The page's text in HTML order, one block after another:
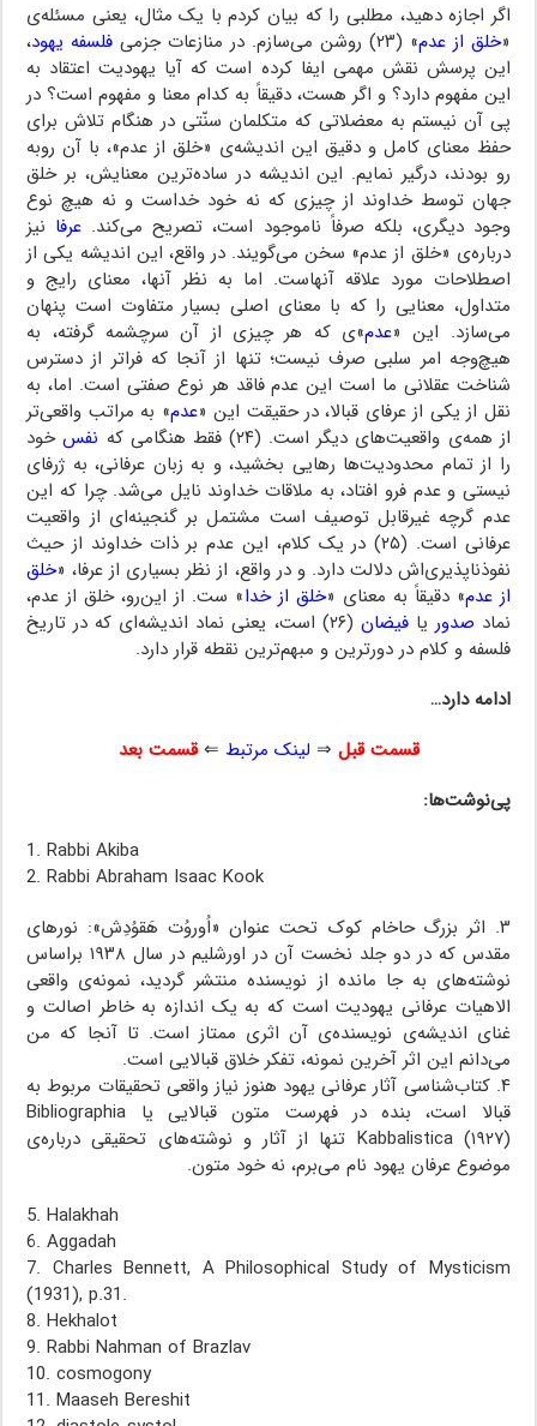
اگر اجازه دهید، مطلبی را که بیان کردم با یک مثال، یعنی مسئله‌ی
«خلق از عدم» (۲۳) روشن می‌سازم. در منازعات جزمی فلسفه یهود،
این پرسش نقش مهمی ایفا کرده است که آیا یهودیت اعتقاد به
این مفهوم دارد؟ و اگر هست، دقیقاً به کدام معنا و مفهوم است؟ در
پی آن نیستم به معضلاتی که متکلمان سنّتی در هنگام تلاش برای
حفظ معنای کامل و دقیق این اندیشه‌ی «خلق از عدم»، با آن روبه
رو بودند، درگیر نمایم. این اندیشه در ساده‌ترین معنایش، بر خلق
جهان توسط خداوند از چیزی که نه خود خداست و نه هیچ نوع
وجود دیگری، بلکه صرفاً ناموجود است، تصریح می‌کند. عرفا نیز
درباره‌ی «خلق از عدم» سخن می‌گویند. در واقع، این اندیشه یکی از
اصطلاحات مورد علاقه آنهاست. اما به نظر آنها، معنای رایج و
متداول، معنایی را که با معنای اصلی بسیار متفاوت است پنهان
می‌سازد. این «عدم»ی که هر چیزی از آن سرچشمه گرفته، به
هیچ‌وجه امر سلبی صرف نیست؛ تنها از آنجا که فراتر از دسترس
شناخت عقلانی ما است این عدم فاقد هر نوع صفتی است. اما، به
نقل از یکی از عرفای قبالا، در حقیقت این «عدم» به مراتب واقعی‌تر
از همه‌ی واقعیت‌های دیگر است. (۲۴) فقط هنگامی که
نفسخود
را از تمام محدودیت‌ها رهایی بخشید، و به زبان عرفانی، به ژرفای
نیستی و عدم فرو افتاد، به ملاقات خداوند نایل می‌شد. چرا که این
عدم گرچه غیرقابل توصیف است مشتمل بر گنجینه‌ای از واقعیت
عرفانی است. (۲۵) در یک کلام، این عدم بر ذات خداوند از حیث
نفوذناپذیری‌اش دلالت دارد. و در واقع، از نظر بسیاری از عرفا، «خلق
از عدم» دقیقاً به معنای «خلق از خدا» ست. از این‌رو، خلق از عدم،
نماد صدور یافیضان
(۲۶) است، یعنی نماد اندیشه‌ای که در تاریخ
فلسفه و کلام در دورترین و مبهم‌ترین نقطه قرار دارد.
ادامه دارد…
قسمت قبل ⇒ لینک مرتبط ⇐قسمت بعد
پی‌نوشت‌ها:
1. Rabbi Akiba
2. Rabbi Abraham Isaac Kook
۳. اثر بزرگ حاخام کوک تحت عنوان «اُوروُت هَقوُدِش»: نورهای
مقدس که در دو جلد نخست آن در اورشلیم در سال ۱۹۳۸ براساس
نوشته‌های به جا مانده از نویسنده منتشر گردید، نمونه‌ی واقعی
الاهیات عرفانی یهودیت است که به یک اندازه به خاطر اصالت و
غنای اندیشه‌ی نویسنده‌ی آن اثری ممتاز است. تا آنجا که من
می‌دانم این اثر آخرین نمونه، تفکر خلاق قبالایی است.
۴. کتاب‌شناسی آثار عرفانی یهود هنوز نیاز واقعی تحقیقات مربوط به
قبالا است، بنده در فهرست متون قبالایی یا Bibliographia
Kabbalistica (۱۹۲۷) تنها از آثار و نوشته‌های تحقیقی درباره‌ی
موضوع عرفان یهود نام می‌برم، نه خود متون.
5. Halakhah
6. Aggadah
7. Charles Bennett, A Philosophical Study of Mysticism
(1931), p.31.
8. Hekhalot
9. Rabbi Nahman of Brazlav
10. cosmogony
11. Maaseh Bereshit